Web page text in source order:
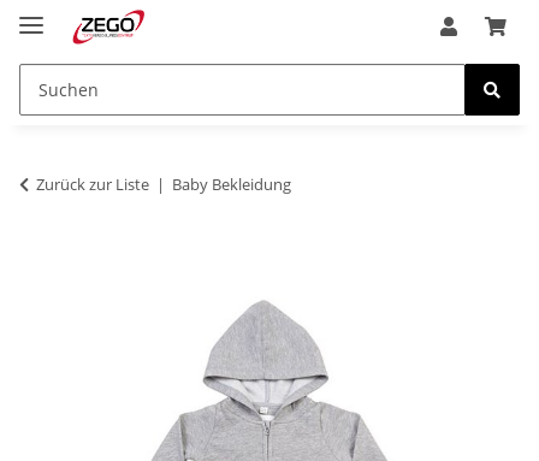
Zurück zur Liste Baby Bekleidung